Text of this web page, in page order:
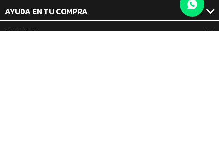
AYUDA EN TU COMPRA
EMPRESA